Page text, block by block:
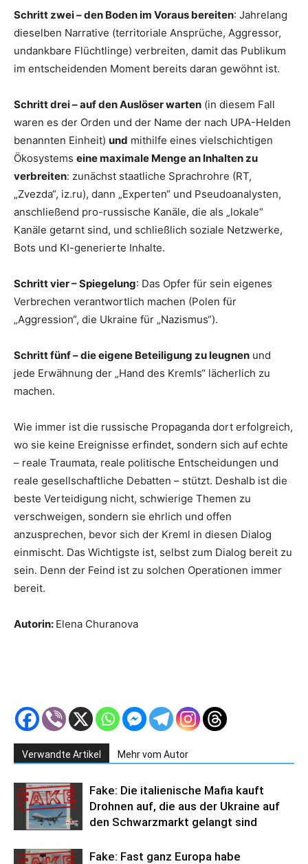
Schritt zwei – den Boden im Voraus bereiten: Jahrelang
dieselben Narrative (territoriale Ansprüche, Aggressor,
undankbare Flüchtlinge) verbreiten, damit das Publikum
im entscheidenden Moment bereits daran gewöhnt ist.
Schritt drei – auf den Auslöser warten (in diesem Fall
waren es der Orden und der Name der nach UPA-Helden
benannten Einheit) und mithilfe eines vielschichtigen
Ökosystems eine maximale Menge an Inhalten zu
verbreiten: zunächst staatliche Sprachrohre (RT,
„Zvezda“, iz.ru), dann „Experten“ und Pseudoanalysten,
anschließend pro-russische Kanäle, die als „lokale“
Kanäle getarnt sind, und schließlich soziale Netzwerke,
Bots und KI-generierte Inhalte.
Schritt vier – Spiegelung: Das Opfer für sein eigenes
Verbrechen verantwortlich machen (Polen für
„Aggression“, die Ukraine für „Nazismus“).
Schritt fünf – die eigene Beteiligung zu leugnen und
jede Erwähnung der „Hand des Kremls“ lächerlich zu
machen.
Wie immer ist die russische Propaganda dort erfolgreich,
wo sie keine Ereignisse erfindet, sondern sich auf echte
– reale Traumata, reale politische Entscheidungen und
reale gesellschaftliche Debatten – stützt. Deshalb ist die
beste Verteidigung nicht, schwierige Themen zu
verschweigen, sondern sie ehrlich und offen
anzusprechen, bevor sich der Kreml in diesen Dialog
einmischt. Das Wichtigste ist, selbst zum Dialog bereit zu
sein. Denn der Feind ist zu solchen Operationen immer
bereit.
Autorin: Elena Churanova
Verwandte Artikel Mehr vom Autor
Fake: Die italienische Mafia kauft
Drohnen auf, die aus der Ukraine auf
den Schwarzmarkt gelangt sind
Fake: Fast ganz Europa habe